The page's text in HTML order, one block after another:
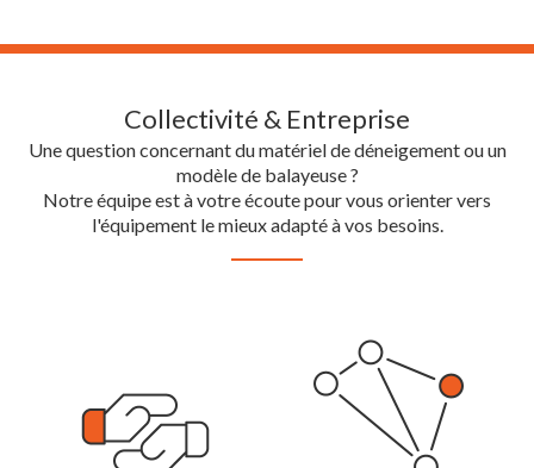
Collectivité & Entreprise
Une question concernant du matériel de déneigement ou un
modèle de balayeuse ?
Notre équipe est à votre écoute pour vous orienter vers
l'équipement le mieux adapté à vos besoins.